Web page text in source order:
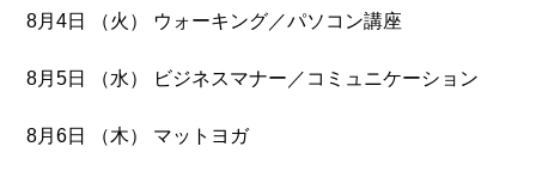
8月4日 （火） ウォーキング／パソコン講座
8月5日 （水） ビジネスマナー／コミュニケーション
8月6日 （木） マットヨガ